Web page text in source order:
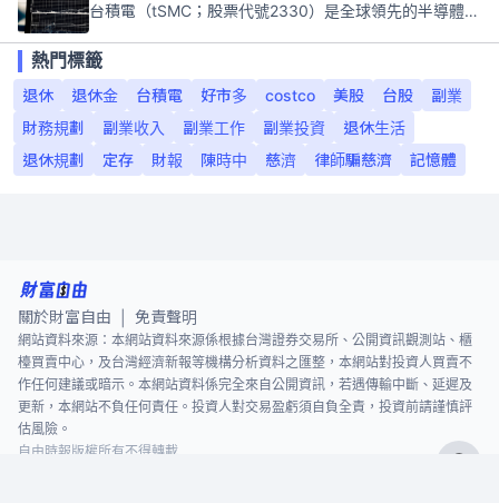
台積電（tSMC；股票代號2330）是全球領先的半導體代工公司，成立於1987年，總部位於台灣新竹。且已於美國、日本、德國及中國設廠，台積電是全球首家專業積體電路製造服務公司，也是全球最先進和最大規模的半導體代工廠。
熱門標籤
退休
退休金 台積電 好市多 costco 美股 台股
副業
財務規劃
副業收入 副業工作 副業投資
退休生活
退休規劃
定存 財報 陳時中 慈濟 律師騙慈濟 記憶體
關於財富自由 免責聲明
網站資料來源：本網站資料來源係根據台灣證券交易所、公開資訊觀測站、櫃
檯買賣中心，及台灣經濟新報等機構分析資料之匯整，本網站對投資人買賣不
作任何建議或暗示。本網站資料係完全來自公開資訊，若遇傳輸中斷、延遲及
更新，本網站不負任何責任。投資人對交易盈虧須自負全責，投資前請謹慎評
估風險。
自由時報版權所有不得轉載